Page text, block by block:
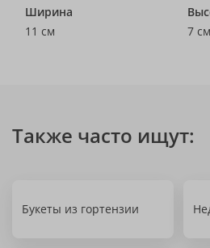
Ширина
11 см
7 см
Также часто ищут:
Букеты из гортензии